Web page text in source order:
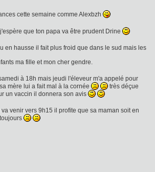
cette semaine comme Alexbzh
que ton papa va être prudent Drine
en hausse il fait plus froid que dans le sud mais les
ma fille et mon cher gendre.
à 18h mais jeudi l'éleveur m'a appelé pour
mère lui a fait mal à la cornée
très déçue
un vaccin il donnera son avis
venir vers 9h15 il profite que sa maman soit en